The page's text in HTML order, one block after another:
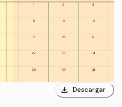
download Descargar